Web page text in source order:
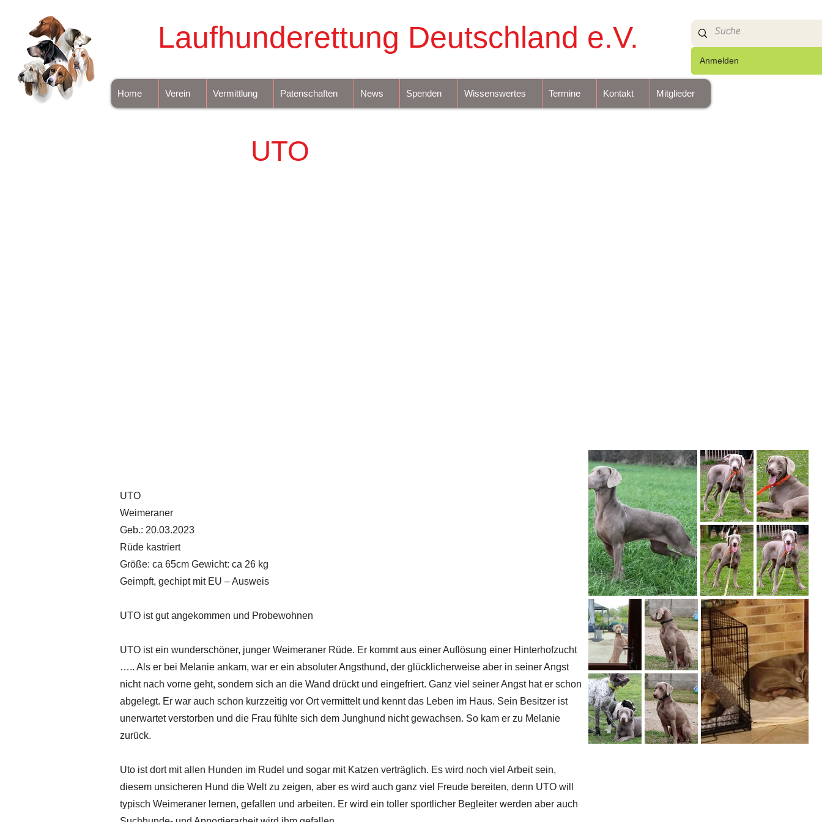
Laufhunderettung Deutschland e.V.
Anmelden
Home Verein Vermittlung Patenschaften News Spenden Wissenswertes Termine Kontakt Mitglieder
UTO
UTO
Weimeraner
Geb.: 20.03.2023
Rüde kastriert
Größe: ca 65cm Gewicht: ca 26 kg
Geimpft, gechipt mit EU – Ausweis
UTO ist gut angekommen und Probewohnen
UTO ist ein wunderschöner, junger Weimeraner Rüde. Er kommt aus einer Auflösung einer Hinterhofzucht
….. Als er bei Melanie ankam, war er ein absoluter Angsthund, der glücklicherweise aber in seiner Angst
nicht nach vorne geht, sondern sich an die Wand drückt und eingefriert. Ganz viel seiner Angst hat er schon
abgelegt. Er war auch schon kurzzeitig vor Ort vermittelt und kennt das Leben im Haus. Sein Besitzer ist
unerwartet verstorben und die Frau fühlte sich dem Junghund nicht gewachsen. So kam er zu Melanie
zurück.
Uto ist dort mit allen Hunden im Rudel und sogar mit Katzen verträglich. Es wird noch viel Arbeit sein,
diesem unsicheren Hund die Welt zu zeigen, aber es wird auch ganz viel Freude bereiten, denn UTO will
typisch Weimeraner lernen, gefallen und arbeiten. Er wird ein toller sportlicher Begleiter werden aber auch